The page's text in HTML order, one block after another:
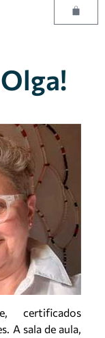
certificados
A sala de aula,